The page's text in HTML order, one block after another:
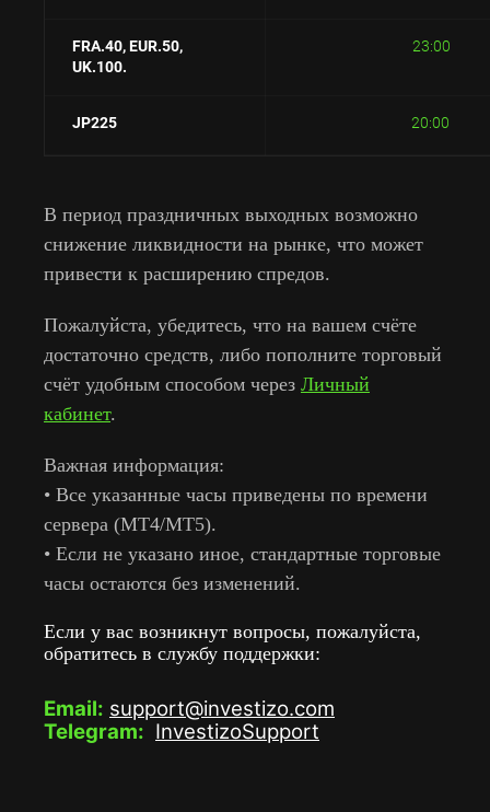
FRA.40, EUR.50,
UK.100.
23:00
JP225 20:00
В период праздничных выходных возможно
снижение ликвидности на рынке, что может
привести к расширению спредов.
Пожалуйста, убедитесь, что на вашем счёте
достаточно средств, либо пополните торговый
счёт удобным способом через Личный
кабинет.
Важная информация:
• Все указанные часы приведены по времени
сервера (MT4/MT5).
• Если не указано иное, стандартные торговые
часы остаются без изменений.
Если у вас возникнут вопросы, пожалуйста,
обратитесь в службу поддержки:
Email: support@investizo.com
Telegram: InvestizoSupport